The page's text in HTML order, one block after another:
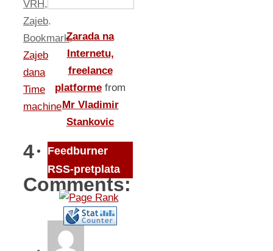
VRH,
Zajeb.
Bookmark.
Zajeb
dana
Time
machine
4
Comments:
Zarada na
Internetu,
freelance
platforme from
Mr Vladimir
Stankovic
Feedburner
RSS-pretplata